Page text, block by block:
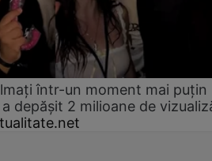
într-un moment mai puțin
depășit 2 milioane de